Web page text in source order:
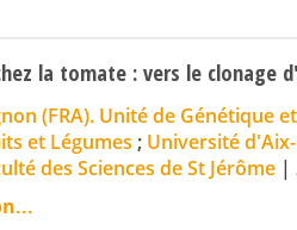
la tomate : vers le clonage
(FRA). Unité de Génétique et
et Légumes ; Université d'Aix-
des Sciences de St Jérôme |